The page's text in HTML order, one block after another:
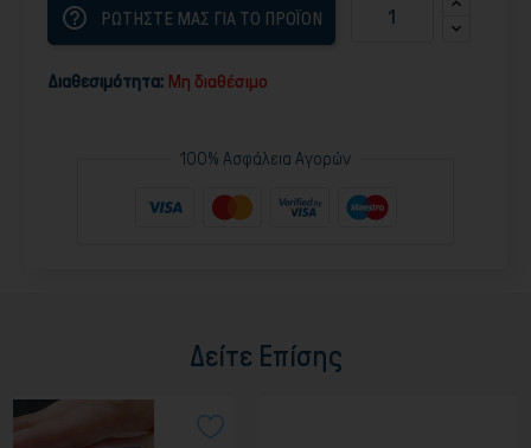
help_outline ΡΩΤΗΣΤΕ ΜΑΣ ΓΙΑ ΤΟ ΠΡΟΪΟΝ
Διαθεσιμότητα: Μη διαθέσιμο
100% Ασφάλεια Αγορών
Δείτε Επίσης